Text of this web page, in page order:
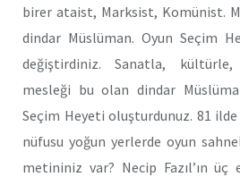
birer ataist, Marksist, Komünist.
dindar Müslüman. Oyun Seçim
değiştirdiniz. Sanatla,
mesleği bu olan dindar
Seçim Heyeti oluşturdunuz. 81 ilde
nüfusu yoğun yerlerde oyun
metininiz var? Necip Fazıl’ın üç